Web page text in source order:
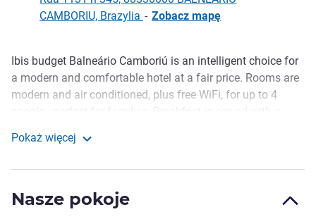
CAMBORIU, Brazylia - Zobacz mapę
Opis
Ibis budget Balneário Camboriú is an intelligent choice for
a modern and comfortable hotel at a fair price. Rooms are
modern and air conditioned, plus free WiFi, for up to 4
drinks and snacks. Ibis Balneário Camboriú also has a
Not sure what to do in Balneário Camboriú? Start with the
Morro do Careca Tourist Complex, with privileged views at
Pokaż więcej
Nasze pokoje